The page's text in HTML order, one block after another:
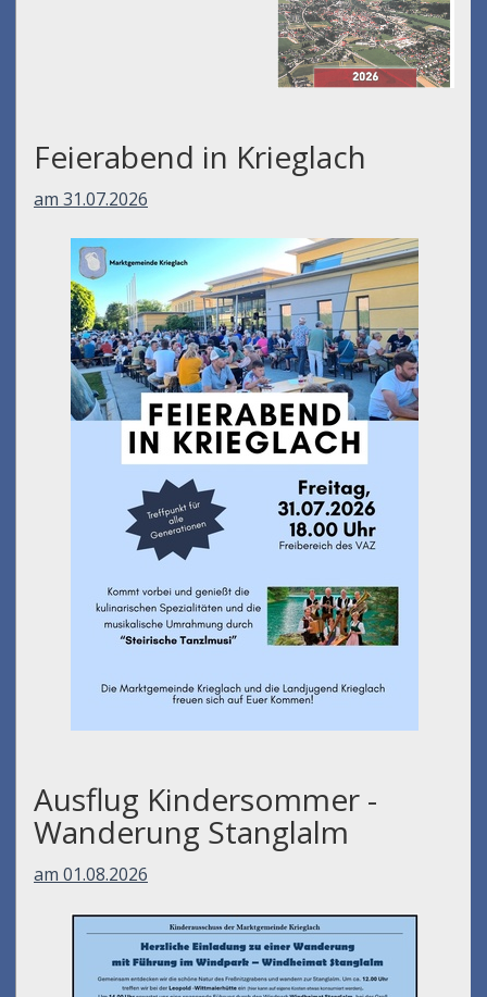
Feierabend in Krieglach
am 31.07.2026
Ausflug Kindersommer -
Wanderung Stanglalm
am 01.08.2026